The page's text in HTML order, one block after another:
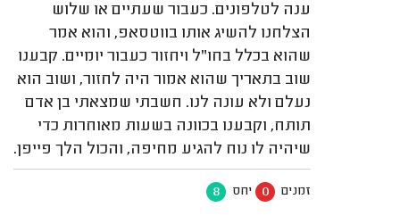
ענה לטלפונים. כעבור שעתיים או שלוש
הצלחנו להשיג אותו בווטסאפ, והוא אמר
שהוא בכלל בחו"ל ויחזור כעבור יומיים. קבענו
שוב בתאריך שהוא אמור היה לחזור, ושוב הוא
נעלם ולא עונה לנו. חשבתי שמצאתי בן אדם
תותח, וקבענו בכוונה בשעות מאוחרות כדי
שיהיה לו נוח להגיע מחיפה, והכול הלך פייפן.
זמנים 0 יחס 8